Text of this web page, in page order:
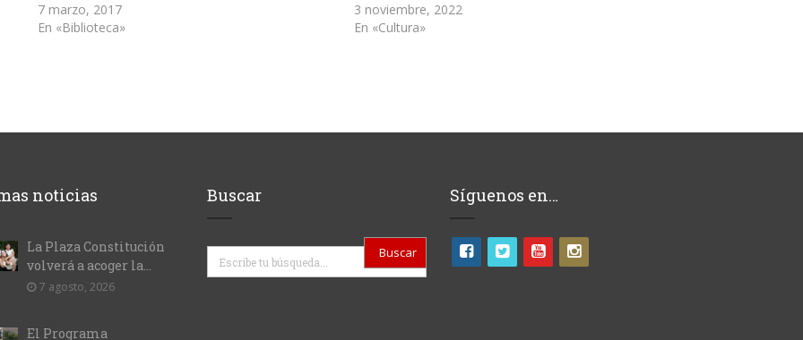
7 marzo, 2017
En «Biblioteca»
3 noviembre, 2022
En «Cultura»
noticias
La Plaza Constitución
volverá a acoger la...
7 agosto, 2026
El Programa
Buscar
Buscar
Síguenos en…